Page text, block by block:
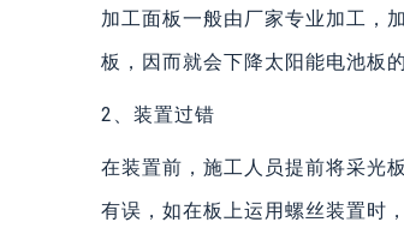
加工面板一般由厂家专业加工，
板，因而就会下降太阳能电池板
2、装置过错
在装置前，施工人员提前将采光
有误，如在板上运用螺丝装置时